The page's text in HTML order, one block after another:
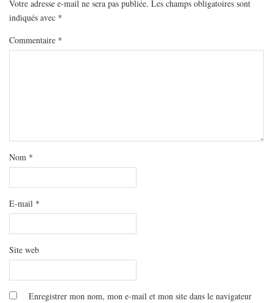
MODE
BEAUTÉ
DIVERSES BOX
Votre adresse e-mail ne sera pas publiée. Les champs obligatoires sont
indiqués avec *
Commentaire *
Nom *
E-mail *
Site web
Enregistrer mon nom, mon e-mail et mon site dans le navigateur